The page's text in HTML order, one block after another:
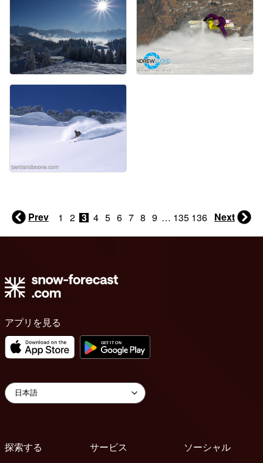
Prev 1 2 3 4 5 6 7 8 9 … 135 136 Next
アプリを見る
探索する
サービス
ソーシャル